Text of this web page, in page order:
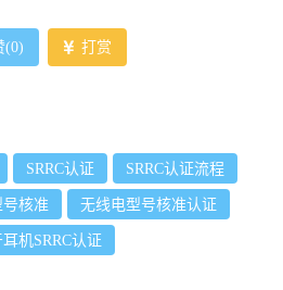
(0) 打赏
SRRC认证 SRRC认证流程
号核准 无线电型号核准认证
机SRRC认证